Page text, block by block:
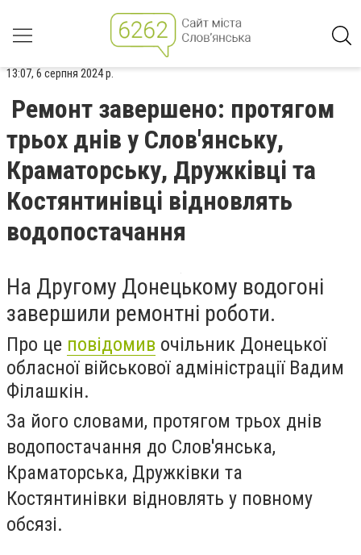
13:07, 6 серпня 2024 р.
Ремонт завершено: протягом
трьох днів у Слов'янську,
Краматорську, Дружківці та
Костянтинівці відновлять
водопостачання
На Другому Донецькому водогоні
завершили ремонтні роботи.
Про це повідомив очільник Донецької
обласної військової адміністрації Вадим
Філашкін.
За його словами, протягом трьох днів
водопостачання до Слов'янська,
Краматорська, Дружківки та
Костянтинівки відновлять у повному
обсязі.